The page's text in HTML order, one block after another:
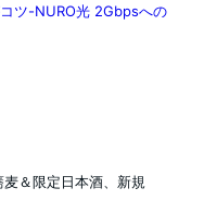
ツ-NURO光 2Gbpsへの
＆限定日本酒、新規